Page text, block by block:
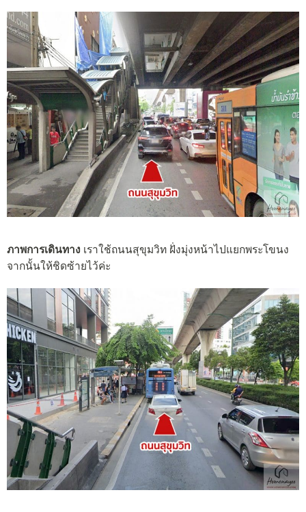
ภาพการเดินทาง เราใช้ถนนสุขุมวิท ฝั่งมุ่งหน้าไปแยกพระโขนง
จากนั้นให้ชิดซ้ายไว้ค่ะ